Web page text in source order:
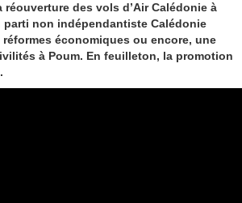
des vols d’Air Calédonie à
non indépendantiste Calédonie
économiques ou encore, une
à Poum. En feuilleton, la promotion